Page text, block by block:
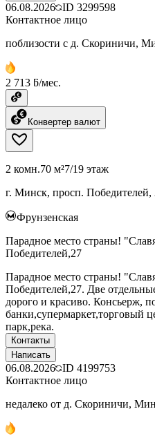
06.08.2026 ID 3299598
Контактное лицо
поблизости с д. Скориничи,
2 713 ƃ/мес.
Конвертер валют
2 комн.70 м²7/19 этаж
г. Минск, просп. Победителей,
Фрунзенская
Парадное место страны!
Победителей,27
Парадное место страны!
Победителей,27. Две
дорого и красиво. Консьерж,
банки,супермаркет,торговый
парк,река.
Контакты
Написать
06.08.2026 ID 4199753
Контактное лицо
недалеко от д. Скориничи,